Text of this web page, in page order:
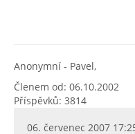
Anonymní - Pavel,
Členem od: 06.10.2002
Příspěvků: 3814
06. červenec 2007